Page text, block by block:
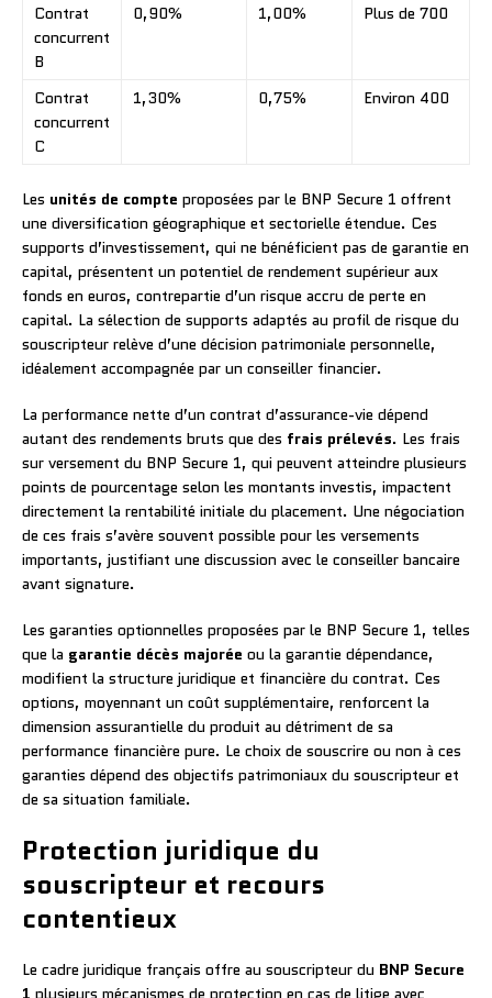
Contrat
concurrent
B
0,90% 1,00% Plus de 700
Contrat
concurrent
C
1,30% 0,75% Environ 400
Les unités de compte proposées par le BNP Secure 1 offrent
une diversification géographique et sectorielle étendue. Ces
supports d’investissement, qui ne bénéficient pas de garantie en
capital, présentent un potentiel de rendement supérieur aux
fonds en euros, contrepartie d’un risque accru de perte en
capital. La sélection de supports adaptés au profil de risque du
souscripteur relève d’une décision patrimoniale personnelle,
idéalement accompagnée par un conseiller financier.
La performance nette d’un contrat d’assurance-vie dépend
autant des rendements bruts que des frais prélevés. Les frais
sur versement du BNP Secure 1, qui peuvent atteindre plusieurs
points de pourcentage selon les montants investis, impactent
directement la rentabilité initiale du placement. Une négociation
de ces frais s’avère souvent possible pour les versements
importants, justifiant une discussion avec le conseiller bancaire
avant signature.
Les garanties optionnelles proposées par le BNP Secure 1, telles
que la garantie décès majorée ou la garantie dépendance,
modifient la structure juridique et financière du contrat. Ces
options, moyennant un coût supplémentaire, renforcent la
dimension assurantielle du produit au détriment de sa
performance financière pure. Le choix de souscrire ou non à ces
garanties dépend des objectifs patrimoniaux du souscripteur et
de sa situation familiale.
Protection juridique du
souscripteur et recours
contentieux
Le cadre juridique français offre au souscripteur du BNP Secure
1 plusieurs mécanismes de protection en cas de litige avec